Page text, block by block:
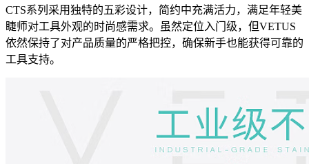
CTS系列采用独特的五彩设计，简约中充满活力，满足年轻美
睫师对工具外观的时尚感需求。虽然定位入门级，但VETUS
依然保持了对产品质量的严格把控，确保新手也能获得可靠的
工具支持。